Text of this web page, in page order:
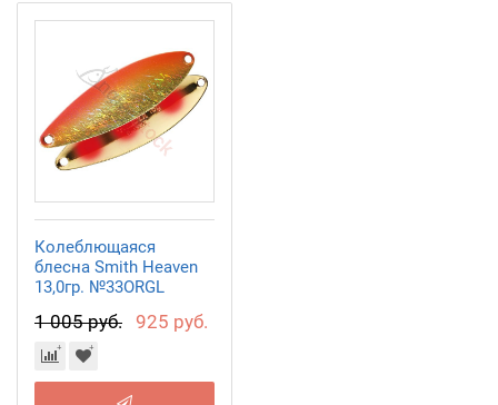
Колеблющаяся
блесна Smith Heaven
13,0гр. №33ORGL
1 005 руб. 925 руб.